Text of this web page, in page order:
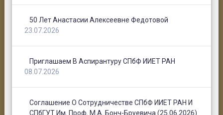
50 Лет Анастасии Алексеевне Федотовой
23.07.2026
Приглашаем В Аспирантуру СПбФ ИИЕТ РАН
08.07.2026
Соглашение О Сотрудничестве СПбФ ИИЕТ РАН И
СПбГУТ Им. Проф. М.А. Бонч-Бруевича (25.06.2026)